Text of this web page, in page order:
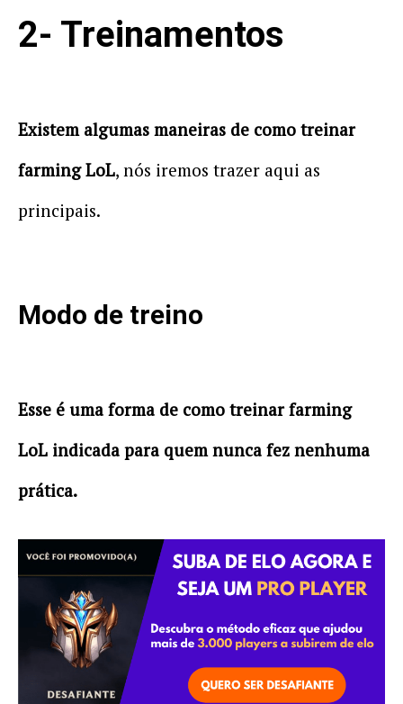
2- Treinamentos
Existem algumas maneiras de como treinar
farming LoL, nós iremos trazer aqui as
principais.
Modo de treino
Esse é uma forma de como treinar farming
LoL indicada para quem nunca fez nenhuma
prática.